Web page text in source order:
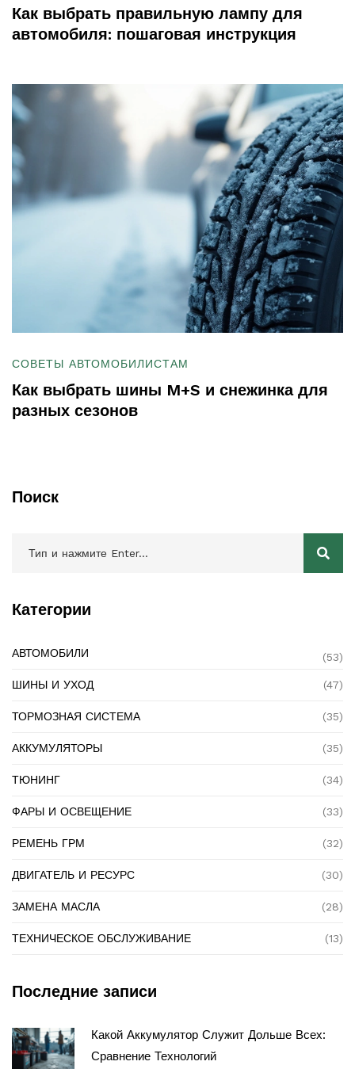
Как выбрать правильную лампу для
автомобиля: пошаговая инструкция
СОВЕТЫ АВТОМОБИЛИСТАМ
Как выбрать шины M+S и снежинка для
разных сезонов
Поиск
Категории
АВТОМОБИЛИ (53)
ШИНЫ И УХОД (47)
ТОРМОЗНАЯ СИСТЕМА (35)
АККУМУЛЯТОРЫ (35)
ТЮНИНГ (34)
ФАРЫ И ОСВЕЩЕНИЕ (33)
РЕМЕНЬ ГРМ (32)
ДВИГАТЕЛЬ И РЕСУРС (30)
ЗАМЕНА МАСЛА (28)
ТЕХНИЧЕСКОЕ ОБСЛУЖИВАНИЕ (13)
Последние записи
Какой Аккумулятор Служит Дольше Всех:
Сравнение Технологий